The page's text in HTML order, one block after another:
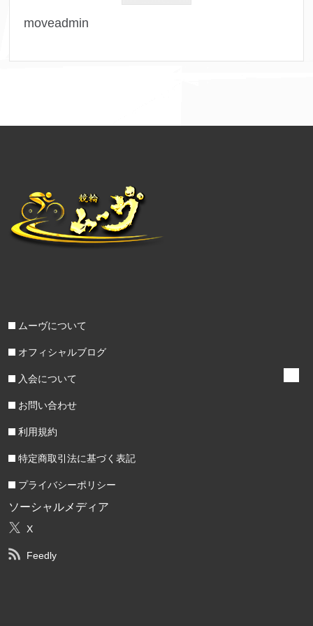
moveadmin
ムーヴについて
オフィシャルブログ
入会について
お問い合わせ
利用規約
特定商取引法に基づく表記
プライバシーポリシー
ソーシャルメディア
X
Feedly